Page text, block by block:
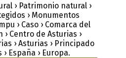
› Patrimonio natural ›
› Monumentos
› Caso › Comarca del
› Centro de Asturias ›
› Asturias › Principado
España › Europa.